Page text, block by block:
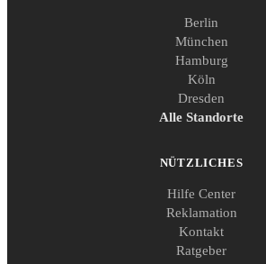
Berlin
München
Hamburg
Köln
Dresden
Alle Standorte
NÜTZLICHES
Hilfe Center
Reklamation
Kontakt
Ratgeber